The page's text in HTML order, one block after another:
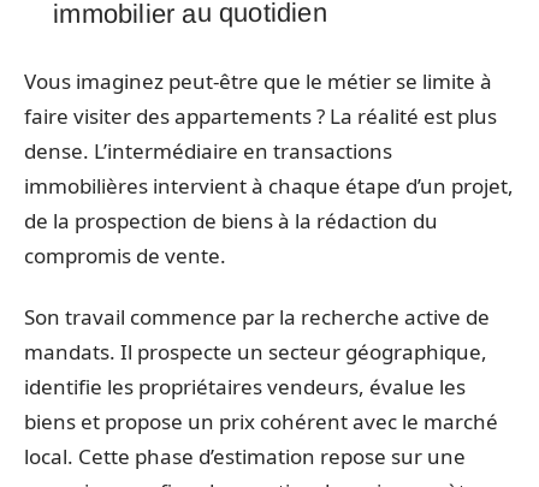
immobilier au quotidien
Vous imaginez peut-être que le métier se limite à
faire visiter des appartements ? La réalité est plus
dense. L’intermédiaire en transactions
immobilières intervient à chaque étape d’un projet,
de la prospection de biens à la rédaction du
compromis de vente.
Son travail commence par la recherche active de
mandats. Il prospecte un secteur géographique,
identifie les propriétaires vendeurs, évalue les
biens et propose un prix cohérent avec le marché
local. Cette phase d’estimation repose sur une